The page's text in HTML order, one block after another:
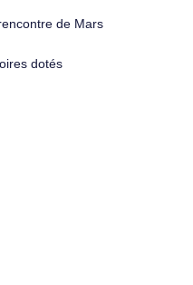
de Mars
dotés